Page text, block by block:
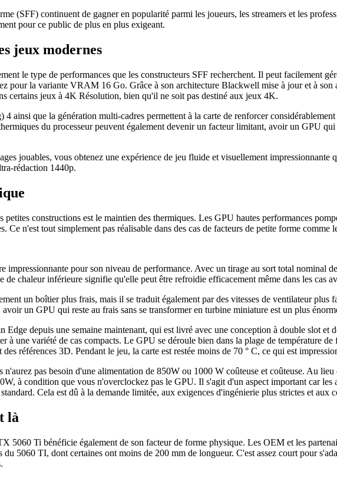
(SFF) continuent de gagner en popularité parmi les joueurs, les streamers et les
pour ce public de plus en plus exigeant.
jeux modernes
le type de performances que les constructeurs SFF recherchent. Il peut facilement
pour la variante VRAM 16 Go. Grâce à son architecture Blackwell mise à jour et à
certains jeux à 4K Résolution, bien qu'il ne soit pas destiné aux jeux 4K.
ainsi que la génération multi-cadres permettent à la carte de renforcer
du processeur peuvent également devenir un facteur limitant, avoir un GPU
jouables, vous obtenez une expérience de jeu fluide et visuellement
rédaction 1440p.
constructions est le maintien des thermiques. Les GPU hautes performances
Ce n'est tout simplement pas réalisable dans des cas de facteurs de petite forme
pour son niveau de performance. Avec un tirage au sort total nominal
chaleur inférieure signifie qu'elle peut être refroidie efficacement même dans les cas
un boîtier plus frais, mais il se traduit également par des vitesses de ventilateur plus
un GPU qui reste au frais sans se transformer en turbine miniature est un plus
depuis une semaine maintenant, qui est livré avec une conception à double slot et
à une variété de cas compacts. Le GPU se déroule bien dans la plage de température
références 3D. Pendant le jeu, la carte est restée moins de 70 ° C, ce qui est
pas besoin d'une alimentation de 850W ou 1000 W coûteuse et coûteuse. Au
à condition que vous n'overclockez pas le GPU. Il s'agit d'un aspect important car
Cela est dû à la demande limitée, aux exigences d'ingénierie plus strictes et
là
5060 Ti bénéficie également de son facteur de forme physique. Les OEM et les
5060 TI, dont certaines ont moins de 200 mm de longueur. C'est assez court pour